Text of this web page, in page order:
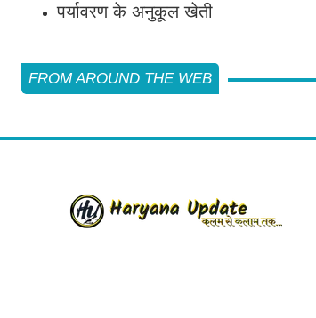
पर्यावरण के अनुकूल खेती
FROM AROUND THE WEB